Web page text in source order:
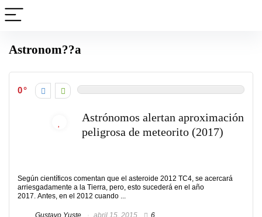
Astronom??a
0
Astrónomos alertan aproximación
peligrosa de meteorito (2017)
Según científicos comentan que el asteroide 2012 TC4, se acercará
arriesgadamente a la Tierra, pero, esto sucederá en el año
2017. Antes, en el 2012 cuando ...
Gustavo Yuste abril 15, 2015 6